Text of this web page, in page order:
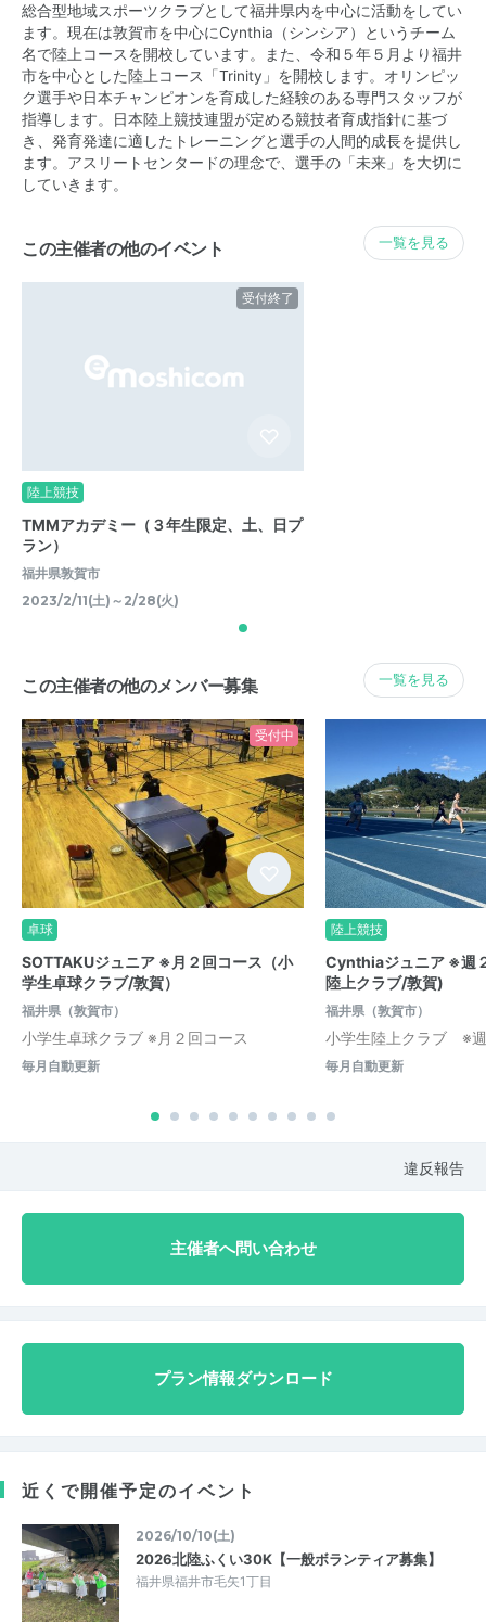
総合型地域スポーツクラブとして福井県内を中心に活動をしてい
ます。現在は敦賀市を中心にCynthia（シンシア）というチーム
名で陸上コースを開校しています。また、令和５年５月より福井
市を中心とした陸上コース「Trinity」を開校します。オリンピッ
ク選手や日本チャンピオンを育成した経験のある専門スタッフが
指導します。日本陸上競技連盟が定める競技者育成指針に基づ
き、発育発達に適したトレーニングと選手の人間的成長を提供し
ます。アスリートセンタードの理念で、選手の「未来」を大切に
していきます。
この主催者の他のイベント 一覧を見る
受付終了
陸上競技
TMMアカデミー（３年生限定、土、日プ
ラン）
福井県敦賀市
2023/2/11(土)～2/28(火)
この主催者の他のメンバー募集 一覧を見る
受付中
卓球
SOTTAKUジュニア ※月２回コース（小
学生卓球クラブ/敦賀）
福井県（敦賀市）
小学生卓球クラブ ※月２回コース
毎月自動更新
陸上競技
Cynthiaジュニア ※週
陸上クラブ/敦賀)
福井県（敦賀市）
小学生陸上クラブ ※
毎月自動更新
違反報告
主催者へ問い合わせ
プラン情報ダウンロード
近くで開催予定のイベント
2026/10/10(土)
2026北陸ふくい30K【一般ボランティア募集】
福井県福井市毛矢1丁目